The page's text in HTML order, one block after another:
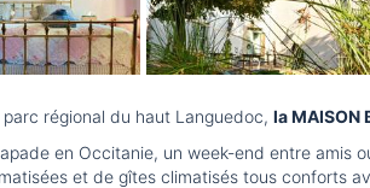
régional du haut Languedoc, la MAISON
en Occitanie, un week-end entre amis
et de gîtes climatisés tous conforts